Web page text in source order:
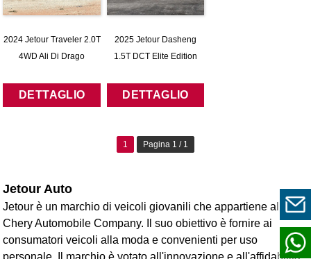
2024 Jetour Traveler 2.0T
4WD Ali Di Drago
DETTAGLIO
2025 Jetour Dasheng
1.5T DCT Elite Edition
DETTAGLIO
1 Pagina 1 / 1
Jetour Auto
Jetour è un marchio di veicoli giovanili che appartiene alla
Chery Automobile Company. Il suo obiettivo è fornire ai
consumatori veicoli alla moda e convenienti per uso